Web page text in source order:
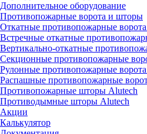
Дополнительное оборудование
Противопожарные ворота и шторы
Откатные противопожарные
Встречные откатные
Вертикально-откатные
Секционные противопожарные
Рулонные противопожарные
Распашные противопожарные
Противопожарные шторы Alutech
Противодымные шторы Alutech
Акции
Калькулятор